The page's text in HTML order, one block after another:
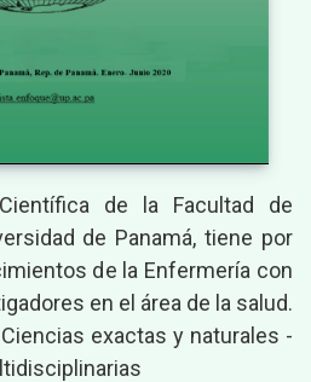
de la Facultad de
de Panamá, tiene por
de la Enfermería con
en el área de la salud.
exactas y naturales -